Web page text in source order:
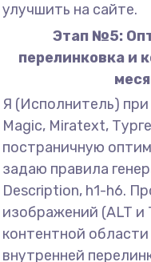
улучшить на сайте.
Этап №5:
перелинковка и
Я (Исполнитель)
Magic, Miratext,
постраничную
задаю правила
Description, h1-h6.
изображений (ALT и
контентной
внутренней